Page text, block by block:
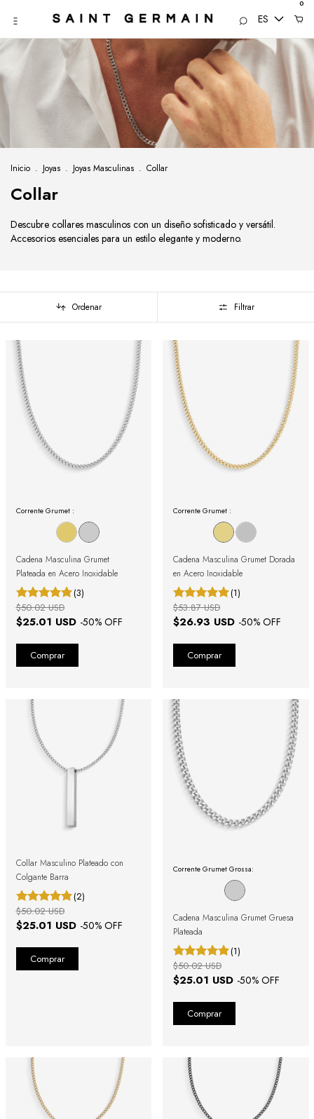
ES
0
Inicio . Joyas . Joyas Masculinas . Collar
Collar
Descubre collares masculinos con un diseño sofisticado y versátil.
Accesorios esenciales para un estilo elegante y moderno.
Ordenar Filtrar
Corrente Grumet :
Cadena Masculina Grumet
Plateada en Acero Inoxidable
(3)
$25.01 USD -50% OFF
$50.02 USD
Corrente Grumet :
Cadena Masculina Grumet Dorada
en Acero Inoxidable
(1)
$26.93 USD -50% OFF
$53.87 USD
Collar Masculino Plateado con
Colgante Barra
(2)
$25.01 USD -50% OFF
$50.02 USD
Corrente Grumet Grossa:
Cadena Masculina Grumet Gruesa
Plateada
(1)
$25.01 USD -50% OFF
$50.02 USD